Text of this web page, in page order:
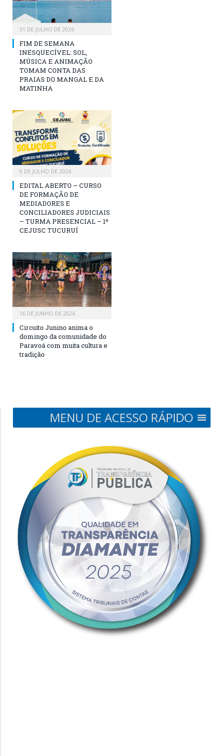
31 DE JULHO DE 2026
FIM DE SEMANA
INESQUECÍVEL: SOL,
MÚSICA E ANIMAÇÃO
TOMAM CONTA DAS
PRAIAS DO MANGAL E DA
MATINHA
9 DE JULHO DE 2026
EDITAL ABERTO – CURSO
DE FORMAÇÃO DE
MEDIADORES E
CONCILIADORES JUDICIAIS
– TURMA PRESENCIAL – 1º
CEJUSC TUCURUÍ
16 DE JUNHO DE 2026
Circuito Junino anima o
domingo da comunidade do
Paravoá com muita cultura e
tradição
MENU DE ACESSO RÁPIDO